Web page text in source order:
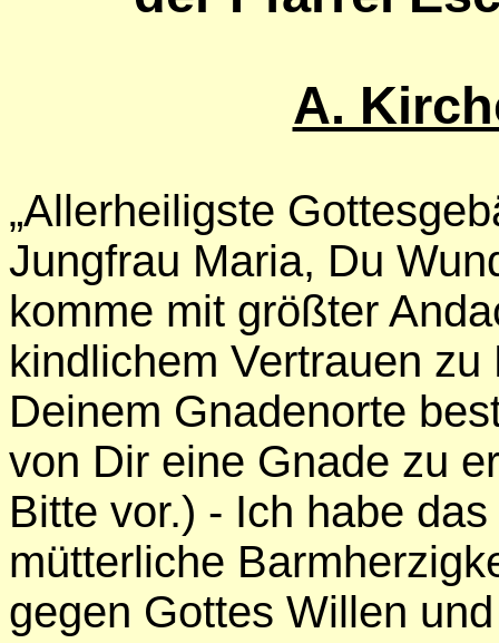
A.
„Allerheiligste
Jungfrau Maria, Du
komme mit größter
kindlichem Vertrauen
Deinem Gnadenorte
von Dir eine Gnade zu
Bitte vor.) - Ich habe
mütterliche
gegen Gottes Willen